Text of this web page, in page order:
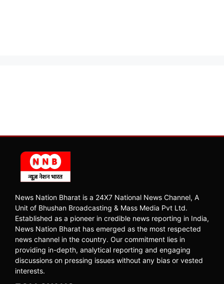
News Nation Bharat is a 24X7 National News Channel, A
Unit of Bhushan Broadcasting & Mass Media Pvt Ltd.
Established as a pioneer in credible news reporting in India,
News Nation Bharat has emerged as the most respected
news channel in the country. Our commitment lies in
providing in-depth, analytical reporting and engaging
discussions on pressing issues without any bias or vested
interests.